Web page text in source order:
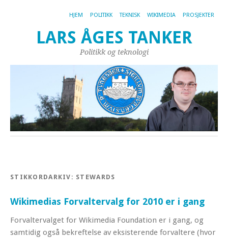
HJEM POLITIKK TEKNISK WIKIMEDIA PROSJEKTER
LARS ÅGES TANKER
Politikk og teknologi
STIKKORDARKIV: STEWARDS
Wikimedias Forvaltervalg for 2010 er i gang
Forvaltervalget for Wikimedia Foundation er i gang, og
samtidig også bekreftelse av eksisterende forvaltere (hvor